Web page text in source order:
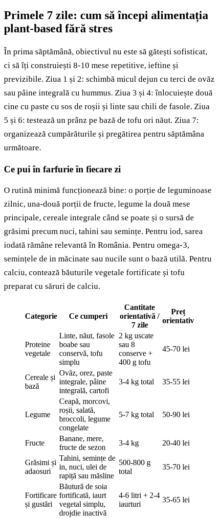
Primele 7 zile: cum să începi alimentația
plant-based fără stres
În prima săptămână, obiectivul nu este să gătești sofisticat,
ci să îți construiești 8-10 mese repetitive, ieftine și
previzibile. Ziua 1 și 2: schimbă micul dejun cu terci de ovăz
sau pâine integrală cu hummus. Ziua 3 și 4: înlocuiește două
cine cu paste cu sos de roșii și linte sau chili de fasole. Ziua
5 și 6: testează un prânz pe bază de tofu ori năut. Ziua 7:
organizează cumpărăturile și pregătirea pentru săptămâna
următoare.
Ce pui în farfurie în fiecare zi
O rutină minimă funcționează bine: o porție de leguminoase
zilnic, una-două porții de fructe, legume la două mese
principale, cereale integrale când se poate și o sursă de
grăsimi precum nuci, tahini sau semințe. Pentru iod, sarea
iodată rămâne relevantă în România. Pentru omega-3,
semințele de in măcinate sau nucile sunt o bază utilă. Pentru
calciu, contează băuturile vegetale fortificate și tofu
preparat cu săruri de calciu.
Categorie Ce cumperi
Cantitate
orientativă /
7 zile
Preț
orientativ
Proteine
vegetale
Linte, năut, fasole
boabe sau
conservă, tofu
simplu
2 kg uscate
sau 8
conserve +
400 g tofu
45-70 lei
Cereale și
bază
Ovăz, orez, paste
integrale, pâine
integrală, cartofi
3-4 kg total 35-55 lei
Legume
Ceapă, morcovi,
roșii, salată,
broccoli, legume
congelate
5-7 kg total 50-90 lei
Fructe
Banane, mere,
fructe de sezon
3-4 kg 20-40 lei
Grăsimi și
adaosuri
Tahini, semințe de
in, nuci, ulei de
rapiță sau măsline
500-800 g
total
35-70 lei
Fortificare
și gustări
Băutură de soia
fortificată, iaurt
vegetal simplu,
drojdie inactivă
4-6 litri + 2-4
iaurturi
35-65 lei